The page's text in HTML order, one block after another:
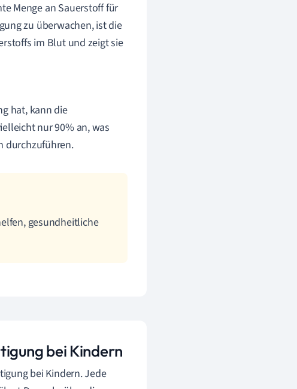
Menge an Sauerstoff für
zu überwachen, ist die
im Blut und zeigt sie
hat, kann die
nur 90% an, was
durchzuführen.
gesundheitliche
bei Kindern
bei Kindern. Jede